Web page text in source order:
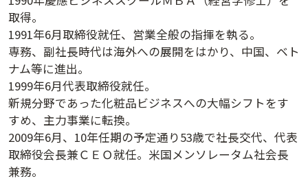
取得。
1991年6月取締役就任、営業全般の指揮を執る。
専務、副社長時代は海外への展開をはかり、中国、ベト
ナム等に進出。
1999年6月代表取締役就任。
新規分野であった化粧品ビジネスへの大幅シフトをす
すめ、主力事業に転換。
2009年6月、10年任期の予定通り53歳で社長交代、代表
取締役会長兼ＣＥＯ就任。米国メンソレータム社会長
兼務。
講演日程ダウンロード